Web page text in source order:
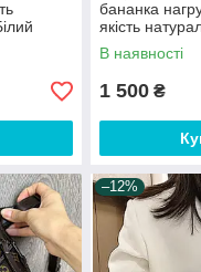
бананка
якість
Білий
В наявності
1 500 ₴
–12%